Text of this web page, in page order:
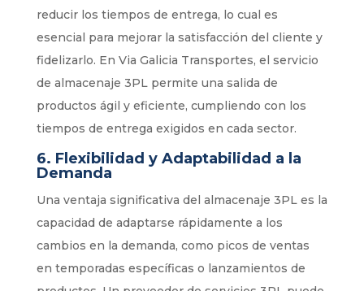
reducir los tiempos de entrega, lo cual es
esencial para mejorar la satisfacción del cliente y
fidelizarlo. En Via Galicia Transportes, el servicio
de almacenaje 3PL permite una salida de
productos ágil y eficiente, cumpliendo con los
tiempos de entrega exigidos en cada sector.
6. Flexibilidad y Adaptabilidad a la
Demanda
Una ventaja significativa del almacenaje 3PL es la
capacidad de adaptarse rápidamente a los
cambios en la demanda, como picos de ventas
en temporadas específicas o lanzamientos de